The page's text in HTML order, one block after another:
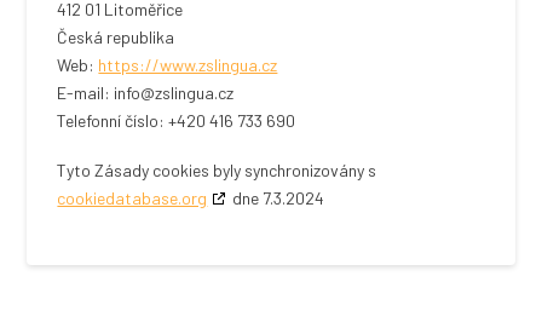
412 01 Litoměřice
Česká republika
Web: https://www.zslingua.cz
E-mail: info@zslingua.cz
Telefonní číslo: +420 416 733 690
Tyto Zásady cookies byly synchronizovány s
cookiedatabase.org
dne 7.3.2024